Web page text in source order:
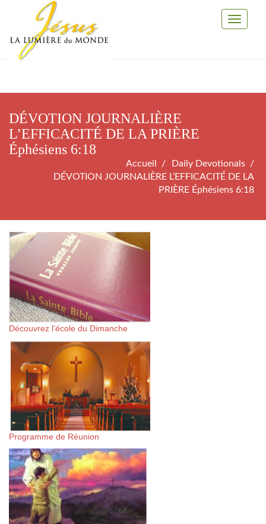
Toggle
DÉVOTION JOURNALIÈRE
L’EFFICACITÉ DE LA PRIÈRE
Éphésiens 6:18
Accueil
Daily Devotionals
DÉVOTION JOURNALIÈRE L’EFFICACITÉ DE LA
PRIÈRE Éphésiens 6:18
Découvrez l’école du Dimanche
Programme de Réunion